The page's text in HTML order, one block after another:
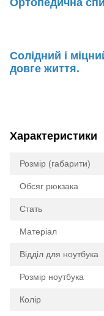
Солідний і
довге життя.
Характеристики
Розмір (габарити)
Обсяг рюкзака
Стать
Матеріал
Відділ для ноутбука
Розмір ноутбука
Колір